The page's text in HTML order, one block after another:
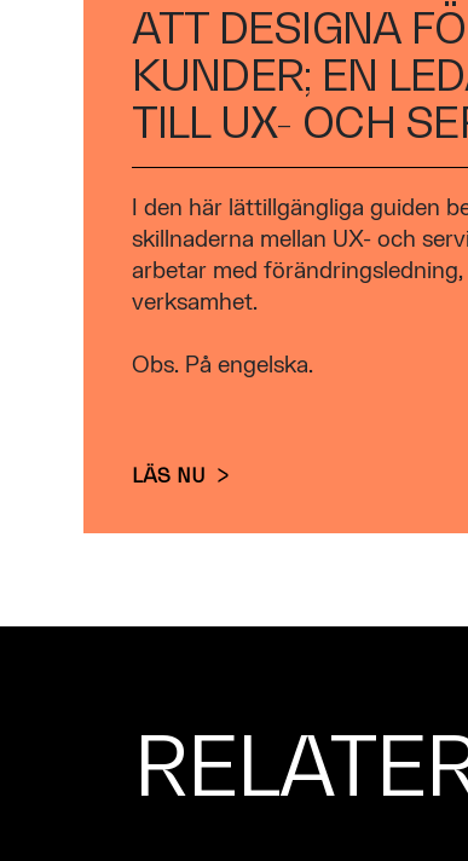
ATT DESIGNA
KUNDER; EN
TILL UX- OCH
I den här lättillgängliga guiden
skillnaderna mellan UX- och
arbetar med
verksamhet.
Obs. På engelska.
LÄS NU